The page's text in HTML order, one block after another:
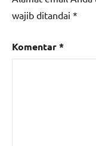
wajib ditandai *
Komentar*